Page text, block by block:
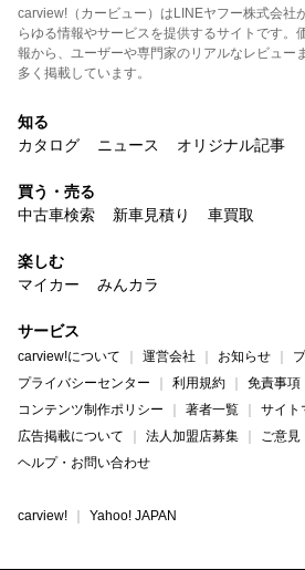
carview!（カービュー）はLINEヤフー株式会社
らゆる情報やサービスを提供するサイトです。
報から、ユーザーや専門家のリアルなレビュー
多く掲載しています。
知る
カタログ
ニュース オリジナル記事
買う・売る
中古車検索
新車見積り 車買取
楽しむ
マイカー
みんカラ
サービス
carview!について 運営会社 お知らせ
プライバシーセンター
利用規約
免責事項
コンテンツ制作ポリシー
著者一覧
サイト
広告掲載について
法人加盟店募集
ご意見
ヘルプ・お問い合わせ
carview! Yahoo! JAPAN